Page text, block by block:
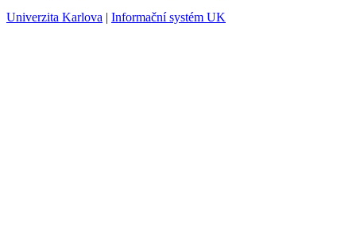
Univerzita Karlova | Informační systém UK